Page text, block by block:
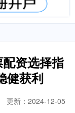
资选择指
健获利
更新：2024-12-05